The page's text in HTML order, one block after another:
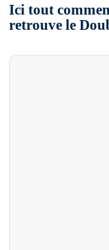
Ici tout
retrouve le